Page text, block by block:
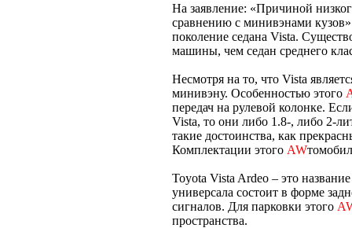
На заявление: «Причиной
сравнению с минивэнами
поколение седана Vista.
машины, чем седан среднего
Несмотря на то, что Vista
минивэну. Особенностью этого
передач на рулевой колонке.
Vista, то они либо 1.8-, либо 2-
такие достоинства, как
Комплектации этого AW
Toyota Vista Ardeo – это
универсала состоит в форме
сигналов. Для парковки этого
пространства.